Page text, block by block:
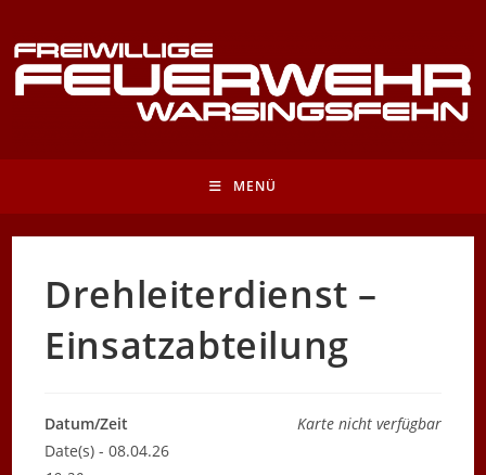
Inhalt
springen
MENÜ
Drehleiterdienst –
Einsatzabteilung
Karte nicht verfügbar
Datum/Zeit
Date(s) - 08.04.26